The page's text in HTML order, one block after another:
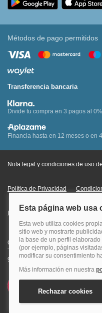
Métodos de pago permitidos
Transferencia bancaria
Divide tu compra en 3 pagos al
Financia hasta en 12 meses o en
Nota legal y condiciones de uso
Política de Privacidad
Información Legal sobre Mercados
Quehoteles.com - Especialistas
Todos los derechos reservados.
915759999